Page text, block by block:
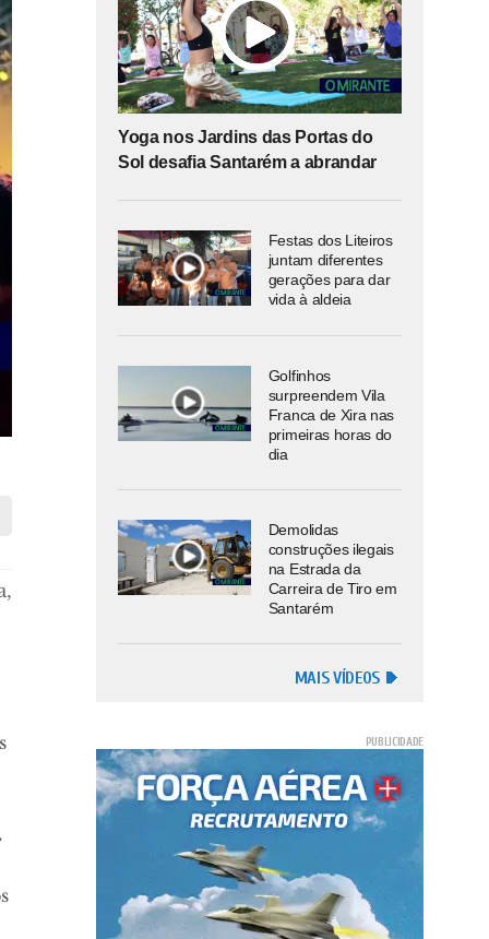
Yoga nos Jardins das Portas do
Sol desafia Santarém a abrandar
Festas dos Liteiros
juntam diferentes
gerações para dar
vida à aldeia
Golfinhos
surpreendem Vila
Franca de Xira nas
primeiras horas do
dia
Demolidas
construções ilegais
na Estrada da
Carreira de Tiro em
Santarém
MAIS VÍDEOS